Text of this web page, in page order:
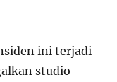
ini terjadi
studio